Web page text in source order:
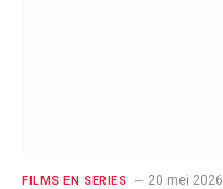
FILMS EN SERIES 20 mei 2026